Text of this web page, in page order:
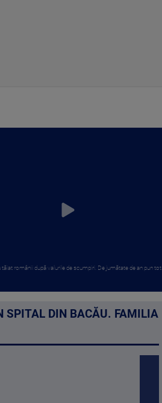
tăiat românii după valurile de scumpiri. De jumătate de an pun tot
SPITAL DIN BACĂU. FAMILIA